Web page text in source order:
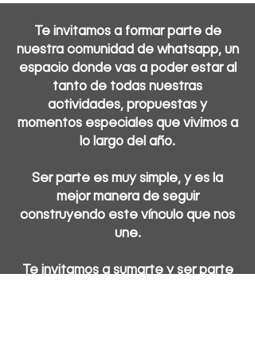
Te invitamos aformar parte de
nuestra comunidad de whatsapp, un
espacio donde vas a poder estar al
tanto de todas nuestras
actividades, propuestas y
momentos especiales que vivimos a
lo largo del año.
Ser parte es muy simple, y es la
mejor manera de seguir
construyendo este vínculo que nos
une.
Te invitamos a sumarte y ser parte